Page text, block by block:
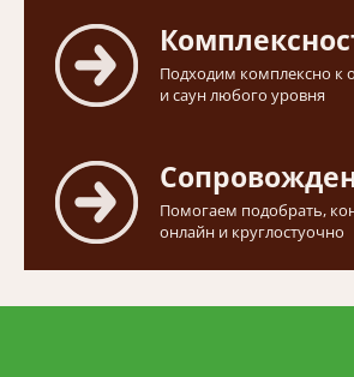
Подходим комплексно к
и саун любого уровня
Помогаем подобрать,
онлайн и круглостуочно